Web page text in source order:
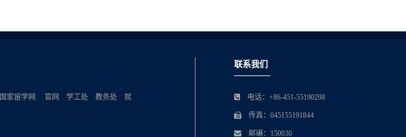
国家留学网 官网 学工处 教务处 就
联系我们
电话：+86-451-55190298
传真：045155191844
邮编：150030